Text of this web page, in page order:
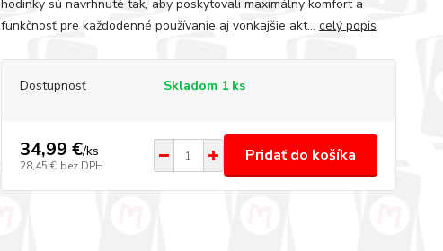
hodinky sú navrhnuté tak, aby poskytovali maximálny komfort a
funkčnosť pre každodenné používanie aj vonkajšie akt... celý popis
Dostupnosť Skladom 1 ks
34,99 €/ks
28,45 € bez DPH
Pridať do košíka